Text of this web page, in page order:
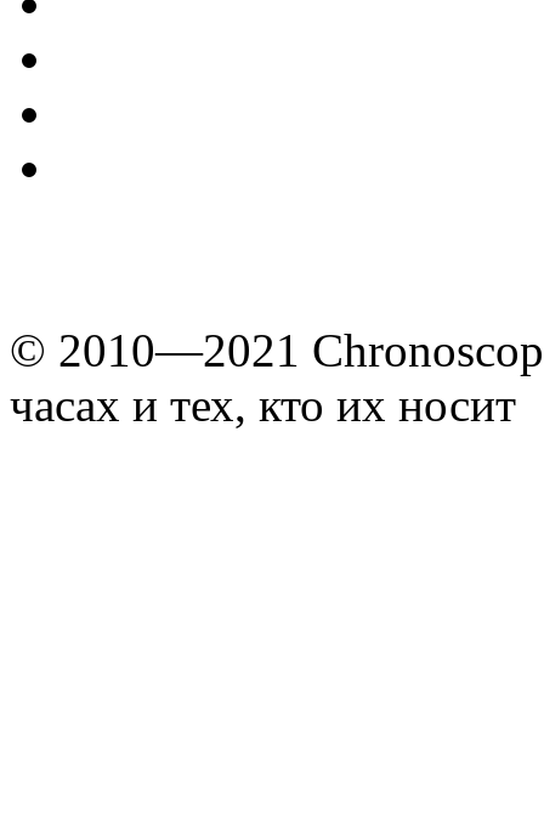
© 2010—2021
часах и тех, кто их носит